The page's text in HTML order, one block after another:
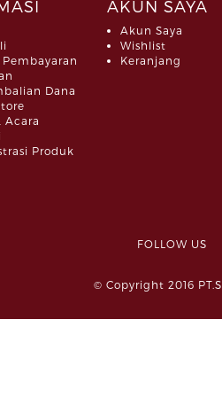
Dana
Acara
Produk
AKUN SAYA
Akun Saya
Wishlist
Keranjang
FOLLOW
© Copyright 2016